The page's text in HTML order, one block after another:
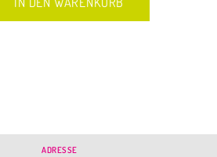
ADRESSE